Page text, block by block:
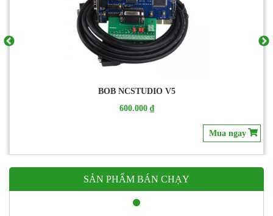
Bộ phát xung XC602 MS-SPC
SẢN PHẨM BÁN CHẠY